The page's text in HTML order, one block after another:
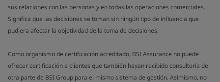
sus relaciones con las personas y en todas las operaciones comerciales.
Significa que las decisiones se toman sin ningún tipo de influencia que
pudiera afectar la objetividad de la toma de decisiones.
Como organismo de certificación acreditado, BSI Assurance no puede
ofrecer certificación a clientes que también hayan recibido consultoría de
otra parte de BSI Group para el mismo sistema de gestión. Asimismo, no